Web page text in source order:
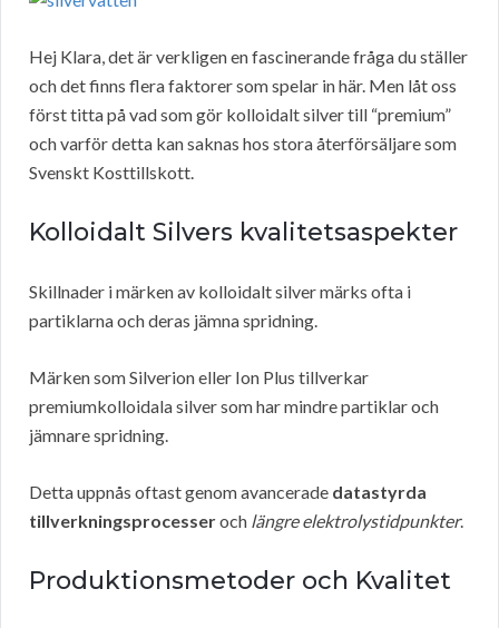
Hej Klara, det är verkligen en fascinerande fråga du ställer
och det finns flera faktorer som spelar in här. Men låt oss
först titta på vad som gör kolloidalt silver till “premium”
och varför detta kan saknas hos stora återförsäljare som
Svenskt Kosttillskott.
Kolloidalt Silvers kvalitetsaspekter
Skillnader i märken av kolloidalt silver märks ofta i
partiklarna och deras jämna spridning.
Märken som Silverion eller Ion Plus tillverkar
premiumkolloidala silver som har mindre partiklar och
jämnare spridning.
Detta uppnås oftast genom avancerade datastyrda
tillverkningsprocesseroch längre elektrolystidpunkter.
Produktionsmetoder och Kvalitet